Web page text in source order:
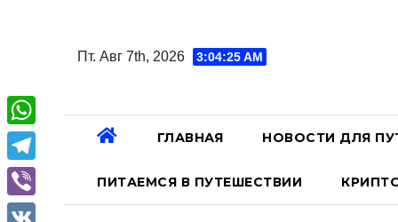
содержанию
Пт. Авг 7th, 2026 3:04:26 AM
ГЛАВНАЯ НОВОСТИ ДЛЯ
ПИТАЕМСЯ В ПУТЕШЕСТВИИ
W
h
a
T
e
V